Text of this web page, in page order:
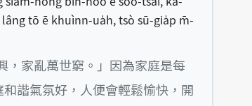
tō ē khuìnn-ua̍h, tsò sū-gia̍p m̄-
句Sio̍k-gí kóng, “Ka hô bān-sū
，家亂萬世窮。」因為家庭是每
諧氣氛好，人便會輕鬆愉快，開